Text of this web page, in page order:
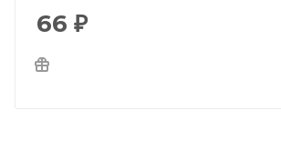
66 ₽